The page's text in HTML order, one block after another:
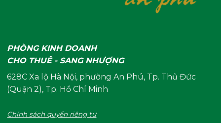
PHÒNG KINH DOANH
CHO THUÊ - SANG NHƯỢNG
628C Xa lộ Hà Nội, phường An Phú, Tp. Thủ Đức
(Quận 2), Tp. Hồ Chí Minh
Chính sách quyền riêng tư